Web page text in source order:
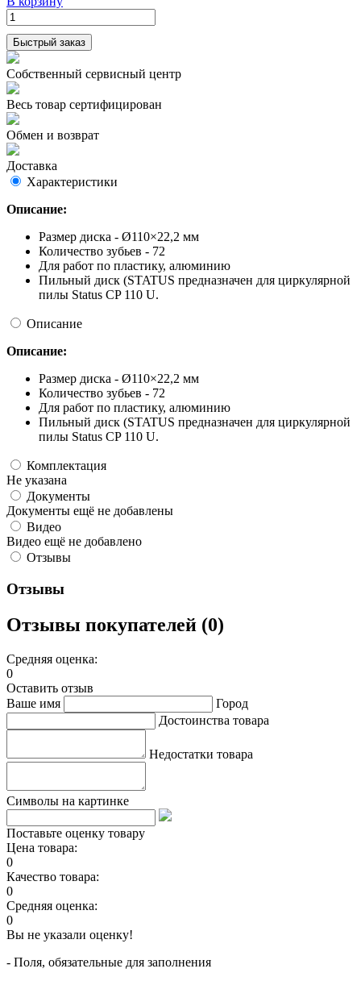
Быстрый заказ
Собственный сервисный центр
Весь товар сертифицирован
Обмен и возврат
Доставка
Характеристики
Описание:
Размер диска - Ø110×22,2 мм
Количество зубьев - 72
Для работ по пластику, алюминию
Пильный диск (STATUS предназначен для циркулярной
пилы Status CP 110 U.
Описание
Описание:
Размер диска - Ø110×22,2 мм
Количество зубьев - 72
Для работ по пластику, алюминию
Пильный диск (STATUS предназначен для циркулярной
пилы Status CP 110 U.
Комплектация
Не указана
Документы
Документы ещё не добавлены
Видео
Видео ещё не добавлено
Отзывы
Отзывы
Отзывы покупателей (0)
Средняя оценка:
0
Оставить отзыв
Ваше имя
Город
Достоинства товара
Недостатки товара
Символы на картинке
Поставьте оценку товару
Цена товара:
0
Качество товара:
0
Средняя оценка:
0
Вы не указали оценку!
- Поля, обязательные для заполнения